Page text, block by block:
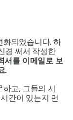
화되었습니다. 하
경 써서 작성한
서를 이메일로 보
.
고, 그들의 시
간이 있는지 먼